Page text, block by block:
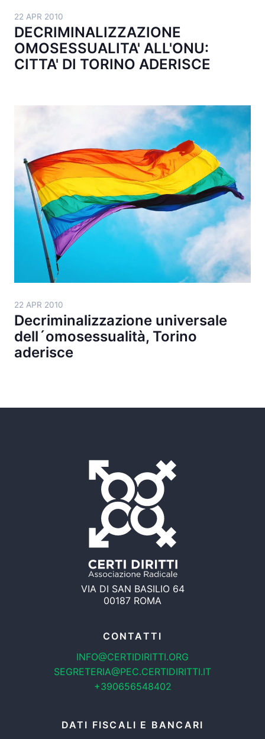
22 APR 2010
DECRIMINALIZZAZIONE
OMOSESSUALITA' ALL'ONU:
CITTA' DI TORINO ADERISCE
22 APR 2010
Decriminalizzazione universale
dell´omosessualità, Torino
aderisce
VIA DI SAN BASILIO 64
00187 ROMA
CONTATTI
INFO@CERTIDIRITTI.ORG
SEGRETERIA@PEC.CERTIDIRITTI.IT
+390656548402
DATI FISCALI E BANCARI